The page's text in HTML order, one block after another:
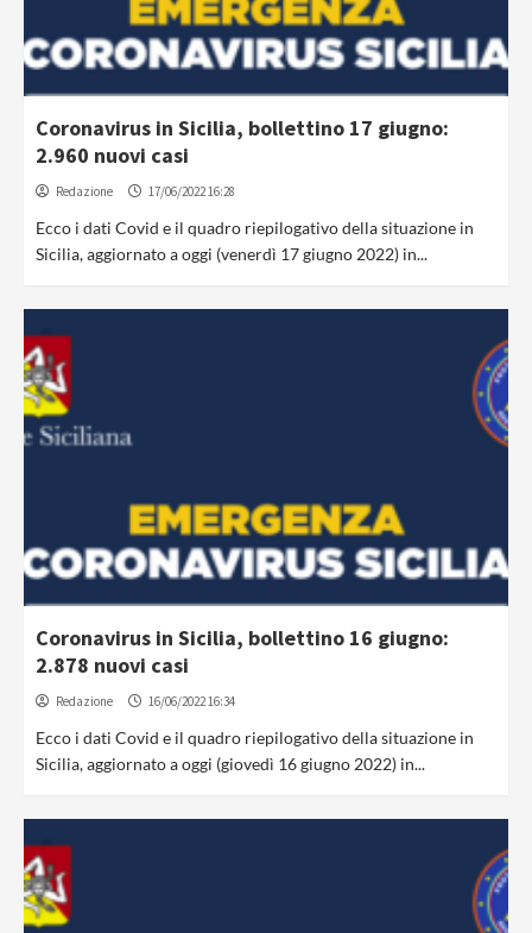
Coronavirus in Sicilia, bollettino 17 giugno:
2.960 nuovi casi
Redazione 17/06/2022 16:28
Ecco i dati Covid e il quadro riepilogativo della situazione in
Sicilia, aggiornato a oggi (venerdì 17 giugno 2022) in...
Coronavirus in Sicilia, bollettino 16 giugno:
2.878 nuovi casi
Redazione 16/06/2022 16:34
Ecco i dati Covid e il quadro riepilogativo della situazione in
Sicilia, aggiornato a oggi (giovedì 16 giugno 2022) in...